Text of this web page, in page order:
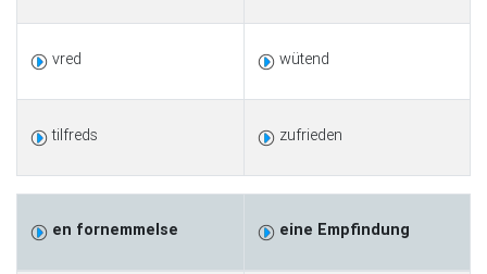
vred wütend
tilfreds zufrieden
en fornemmelse eine Empfindung